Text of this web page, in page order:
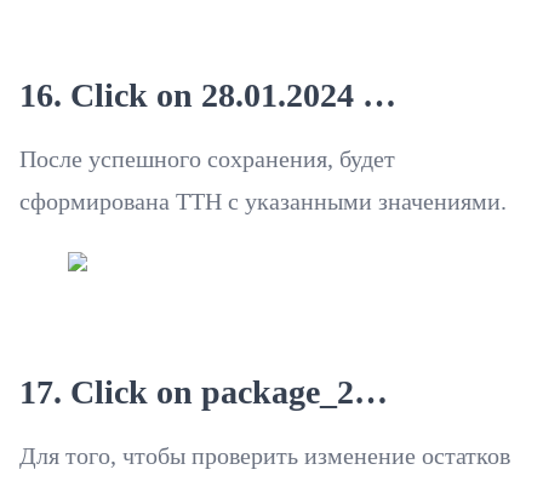
16. Click on 28.01.2024 …
После успешного сохранения, будет
сформирована ТТН с указанными значениями.
17. Click on package_2…
Для того, чтобы проверить изменение остатков